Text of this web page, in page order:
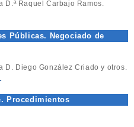
D.ª Raquel Carbajo Ramos.
Públicas. Negociado de
D. Diego González Criado y otros.
Procedimientos